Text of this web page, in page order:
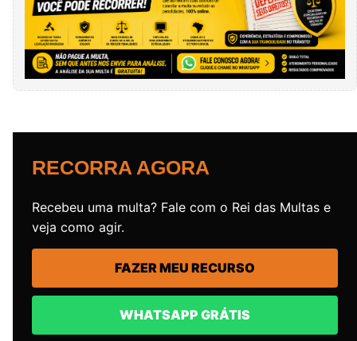
RECORRA AGORA
Recebeu uma multa? Fale com o Rei das Multas e
veja como agir.
FAZER MEU RECURSO
WHATSAPP GRÁTIS